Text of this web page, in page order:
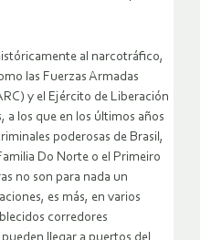
al narcotráfico,
las Fuerzas Armadas
y el Ejército de Liberación
a los que en los últimos años
poderosas de Brasil,
Do Norte o el Primeiro
no son para nada un
es más, en varios
corredores